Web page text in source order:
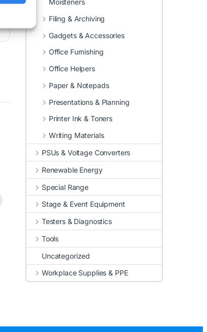
Moisteners
Filing & Archiving
Gadgets & Accessories
Office Furnishing
Office Helpers
Paper & Notepads
Presentations & Planning
Printer Ink & Toners
Writing Materials
PSUs & Voltage Converters
Renewable Energy
Special Range
Stage & Event Equipment
Testers & Diagnostics
Tools
Uncategorized
Workplace Supplies & PPE